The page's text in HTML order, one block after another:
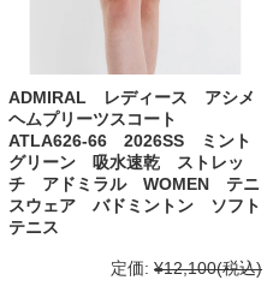
ADMIRAL レディース アシメ
ヘムプリーツスコート
ATLA626-66 2026SS ミント
グリーン 吸水速乾 ストレッ
チ アドミラル WOMEN テニ
スウェア バドミントン ソフト
テニス
定価: ¥12,100(税込)